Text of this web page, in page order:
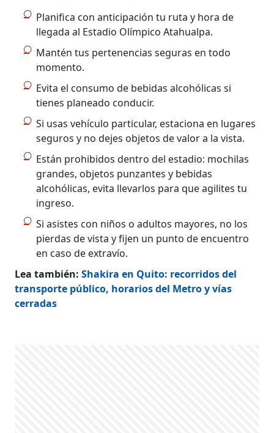
Planifica con anticipación tu ruta y hora de
llegada al Estadio Olímpico Atahualpa.
Mantén tus pertenencias seguras en todo
momento.
Evita el consumo de bebidas alcohólicas si
tienes planeado conducir.
Si usas vehículo particular, estaciona en lugares
seguros y no dejes objetos de valor a la vista.
Están prohibidos dentro del estadio: mochilas
grandes, objetos punzantes y bebidas
alcohólicas, evita llevarlos para que agilites tu
ingreso.
Si asistes con niños o adultos mayores, no los
pierdas de vista y fijen un punto de encuentro
en caso de extravío.
Lea también: Shakira en Quito: recorridos del
transporte público, horarios del Metro y vías
cerradas